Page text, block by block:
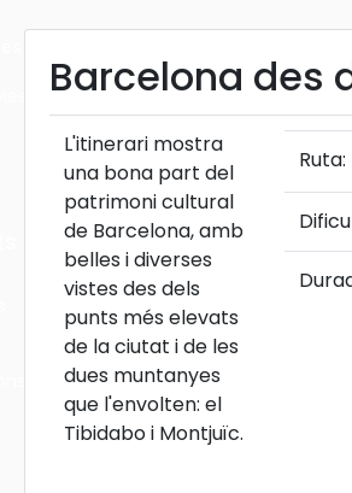
Barcelona des
L'itinerari mostra
una bona part del
patrimoni cultural
de Barcelona, amb
belles i diverses
vistes des dels
punts més elevats
de la ciutat i de les
dues muntanyes
que l'envolten: el
Tibidabo i Montjuïc.
Ruta: